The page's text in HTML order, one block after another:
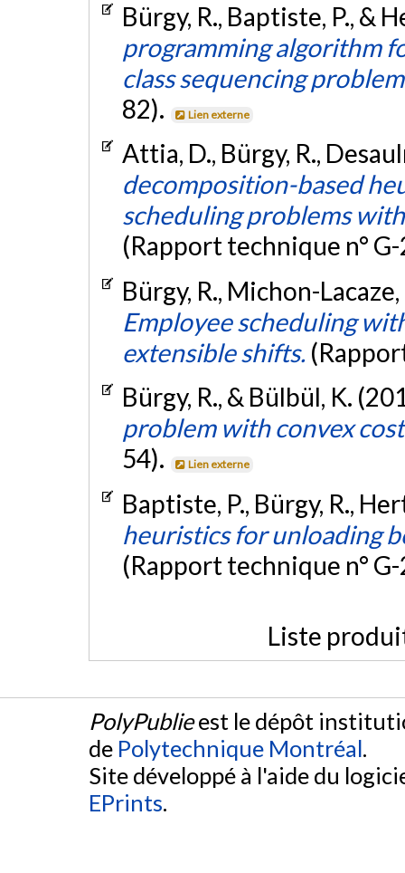
Bürgy, R., Baptiste, P., &
programming algorithm
class sequencing
82).
Lien externe
Attia, D., Bürgy, R.,
decomposition-based
scheduling problems
(Rapport technique n°
Bürgy, R., Michon-
Employee scheduling
extensible shifts.
Bürgy, R., & Bülbül, K.
problem with convex
54).
Lien externe
Baptiste, P., Bürgy, R.,
heuristics for unloading
(Rapport technique n°
Liste
PolyPublieest le dépôt
de Polytechnique Montréal.
Site développé à l'aide du
EPrints.